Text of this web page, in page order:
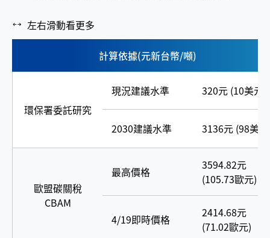
左右滑動看更多
計算依據(元新台幣/噸)
環保署委託研究
現況建議水準 320元 (10美元)
2030建議水準 3136元 (98美
歐盟碳關稅
CBAM
最高價格
3594.82元
(105.73歐元)
4/19即時價格
2414.68元
(71.02歐元)